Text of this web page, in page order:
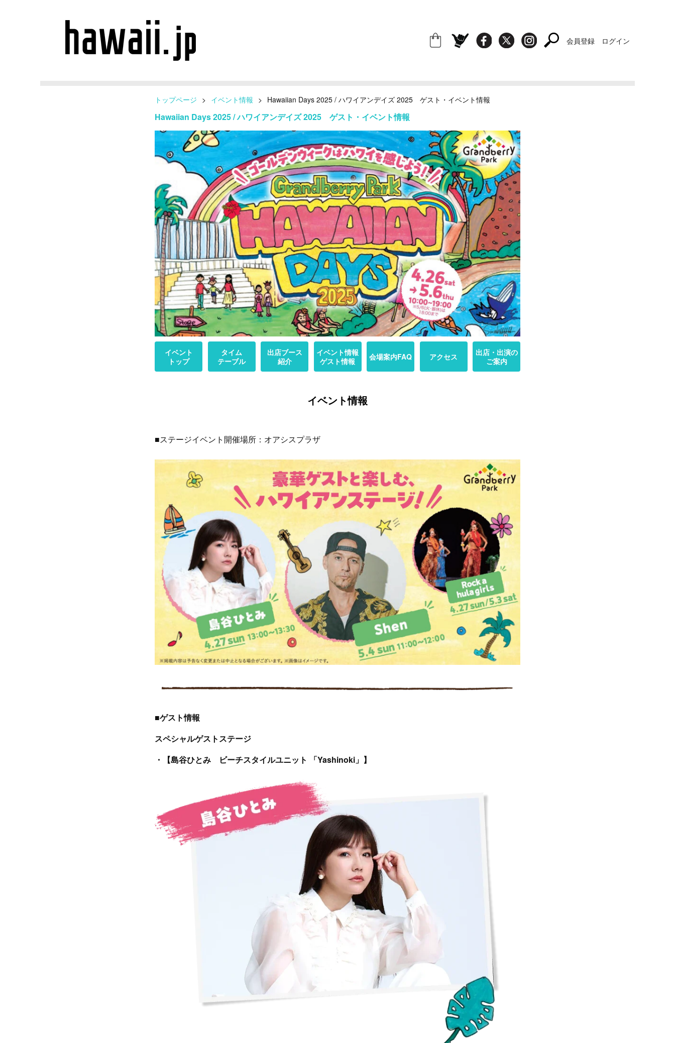
会員登録 ログイン
トップページ > イベント情報 > Hawaiian Days 2025 / ハワイアンデイズ 2025 ゲスト・イベント情報
Hawaiian Days 2025 / ハワイアンデイズ 2025 ゲスト・イベント情報
イベント
トップ
タイム
テーブル
出店ブース
紹介
イベント情報
ゲスト情報
会場案内FAQ アクセス
出店・出演の
ご案内
イベント情報
■ステージイベント開催場所：オアシスプラザ
■ゲスト情報
スペシャルゲストステージ
・【島谷ひとみ ビーチスタイルユニット 「Yashinoki」】